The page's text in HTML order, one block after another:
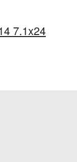
7.1x24